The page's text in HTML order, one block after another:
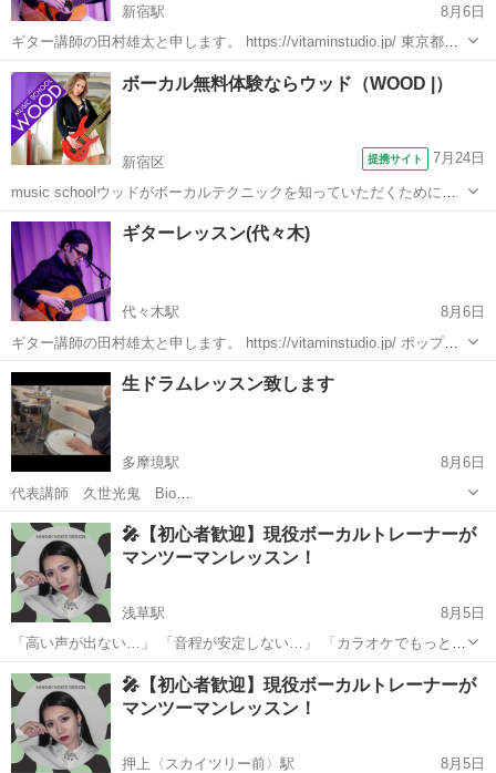
新宿駅
8月6日
ギター講師の田村雄太と申します。 https://vitaminstudio.jp/ 東京都世
田谷、渋谷、武蔵野市、新宿エリアを中心にプライベートレッスンを
しています。 作編曲(DTM)のレッスンも対応しています。...
東京 新宿区 ギター 作編曲
ボーカル無料体験ならウッド（WOOD |）
新宿区 提携サイト 7月24日
music schoolウッドがボーカルテクニックを知っていただくために作
成したサイトです。 もっと歌が上手くなりたい方、上手く歌うための
コツを知りたい方、ボイストレーニングとボーカルを無料で学ぶこと
東京 新宿区 ボーカル
ギターレッスン(代々木)
代々木駅
8月6日
ギター講師の田村雄太と申します。 https://vitaminstudio.jp/ ポップ
ス、ジャズ、R&Bなど幅広いジャンルに対応しています。 400人以上
の指導経験があり、ソニーミュージックの新人アーティ...
東京 渋谷区 代々木駅 スタジオ
生ドラムレッスン致します
多摩境駅
8月6日
代表講師 久世光鬼 Bio
https://share.google/aimode/BpxCH02dRI1mrnDkI お子さま、学生、ガ
ールズ 、大人 皆さま対応致します ドラムがなくてもスティックがな
くても上達で...
東京 八王子市 多摩境駅 ドラム 夏休み
🎤【初心者歓迎】現役ボーカルトレーナーが
マンツーマンレッスン！
浅草駅
8月5日
「高い声が出ない…」 「音程が安定しない…」 「カラオケでもっと上
手く歌いたい！」 「人前で自信を持って歌えるようになりたい！」 そ
んなお悩み、一緒に解決しませんか？ 現役ボーカルトレーナー・音楽
プロデュー...
東京 台東区 浅草駅 ボーカル レッスン
🎤【初心者歓迎】現役ボーカルトレーナーが
マンツーマンレッスン！
押上〈スカイツリー前〉駅
8月5日